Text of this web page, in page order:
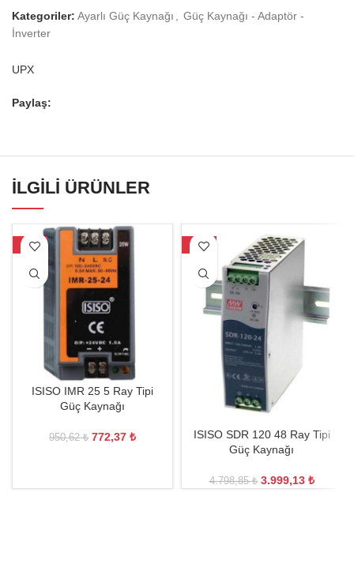
Kategoriler: Ayarlı Güç Kaynağı
Güç Kaynağı - Adaptör -
İnverter
UPX
Paylaş:
İLGILI ÜRÜNLER
-19%
ISISO IMR 25 5 Ray Tipi
Güç Kaynağı
950,62₺ 772,37 ₺
-17%
ISISO SDR 120 48 Ray Tipi
Güç Kaynağı
4.798,85₺ 3.999,13 ₺